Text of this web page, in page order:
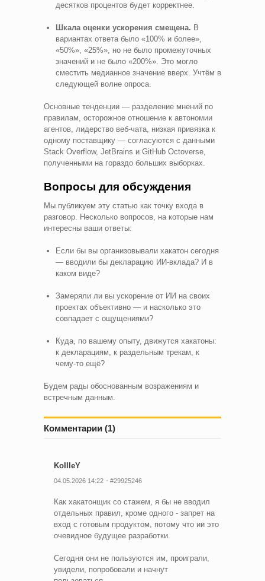
десятков процентов будет корректнее.
Шкала оценки ускорения смещена. В
вариантах ответа было «100% и более»,
«50%», «25%», но не было промежуточных
значений и не было «200%». Это могло
сместить медианное значение вверх. Учтём в
следующей волне опроса.
Основные тенденции — разделение мнений по
правилам, осторожное отношение к автономии
агентов, лидерство веб-чата, низкая привязка к
одному поставщику — согласуются с данными
Stack Overflow, JetBrains и GitHub Octoverse,
полученными на гораздо больших выборках.
Вопросы для обсуждения
Мы публикуем эту статью как точку входа в
разговор. Несколько вопросов, на которые нам
интересны ваши ответы:
Если бы вы организовывали хакатон сегодня
— вводили бы декларацию ИИ-вклада? И в
каком виде?
Замеряли ли вы ускорение от ИИ на своих
проектах объективно — и насколько это
совпадает с ощущениями?
Куда, по вашему опыту, движутся хакатоны:
к декларациям, к раздельным трекам, к
чему-то ещё?
Будем рады обоснованным возражениям и
встречным данным.
Комментарии (1)
KoIIIeY
04.05.2026 14:22 #29925246
Как хакатонщик со стажем, я бы не вводил
отдельных правил, кроме одного - запрет на
вход с готовым продуктом, потому что ии это
очевидное будущее разработки.
Сегодня они не пользуются им, проиграли,
увидели, попробовали и начнут